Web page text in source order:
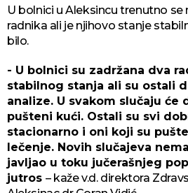
U bolnici u Aleksincu trenutno
radnika ali je njihovo stanje
bilo.
- U bolnici su zadržana dva
stabilnog stanja ali su ostali
analize. U svakom slučaju će
pušteni kući. Ostali su svi
stacionarno i oni koji su
lečenje. Novih slučajeva
javljao u toku jučerašnjeg
jutros – kaže v.d. direktora